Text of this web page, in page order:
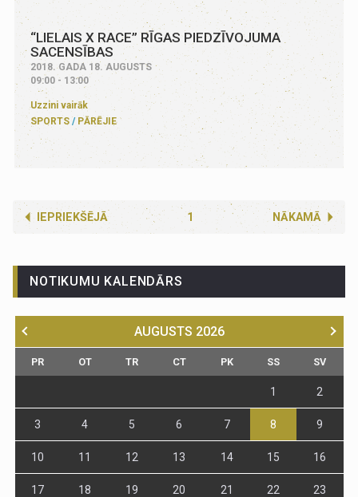
“LIELAIS X RACE” RĪGAS PIEDZĪVOJUMA
SACENSĪBAS
2018. GADA 18. AUGUSTS
09:00 - 13:00
Uzzini vairāk
SPORTS
PĀRĒJIE
IEPRIEKŠĒJĀ 1 NĀKAMĀ
NOTIKUMU KALENDĀRS
AUGUSTS 2026
PR OT TR CT PK SS SV
1 2
3 4 5 6 7 8 9
10 11 12 13 14 15 16
17 18 19 20 21 22 23